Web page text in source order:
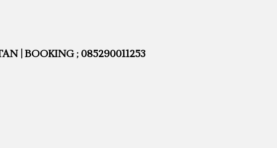
| BOOKING ; 085290011253